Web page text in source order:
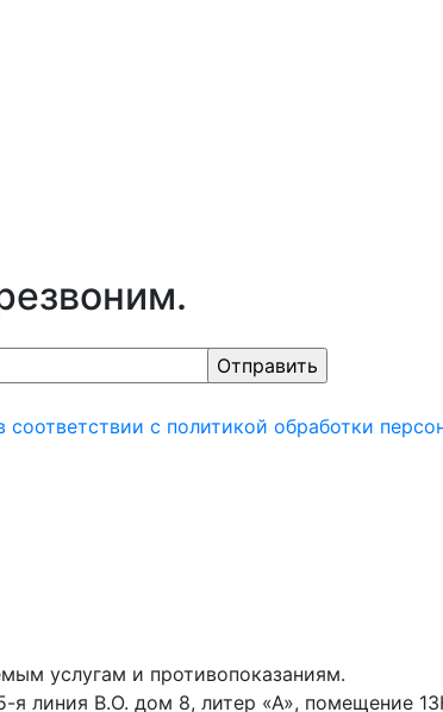
соответствии с политикой обработки
услугам и противопоказаниям.
линия В.О. дом 8, литер «А», помещение